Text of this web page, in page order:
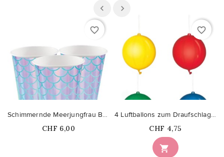
favorite_border
Schimmernde Meerjungfrau Becher
Price
CHF 6,00
favorite_border

4 Luftballons zum Draufschlagen
Price
CHF 4,75